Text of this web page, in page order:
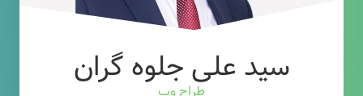
سید علی جلوه گران